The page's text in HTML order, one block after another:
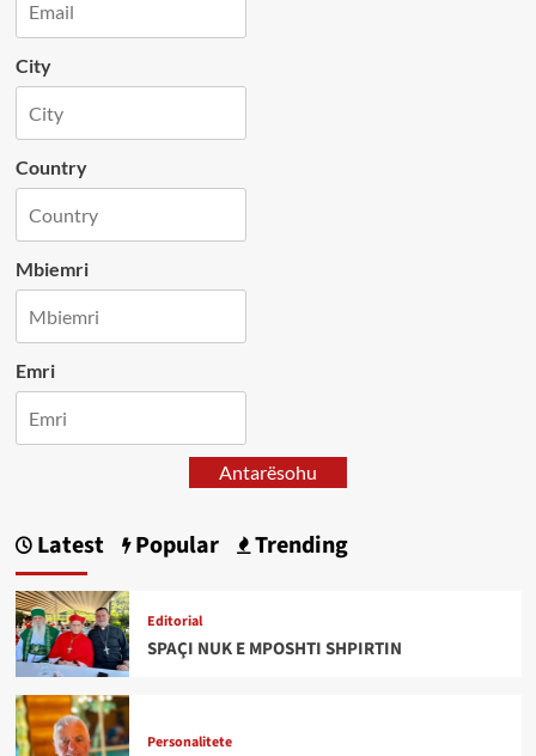
City
Country
Mbiemri
Emri
Antarësohu
Latest Popular Trending
Editorial
SPAÇI NUK E MPOSHTI SHPIRTIN
Personalitete